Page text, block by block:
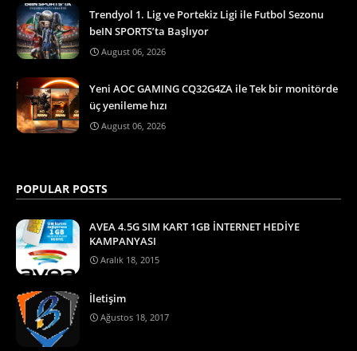
Trendyol 1. Lig ve Portekiz Ligi ile Futbol Sezonu
beIN SPORTS’ta Başlıyor
August 06, 2026
Yeni AOC GAMING CQ32G4ZA ile Tek bir monitörde
üç yenileme hızı
August 06, 2026
POPULAR POSTS
AVEA 4.5G SIM KART 1GB İNTERNET HEDİYE
KAMPANYASI
Aralık 18, 2015
İletişim
Ağustos 18, 2017